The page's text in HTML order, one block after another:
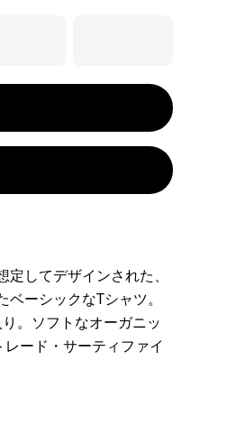
してデザインされた、
ーシックなTシャツ。
。ソフトなオーガニッ
ード・サーティファイ